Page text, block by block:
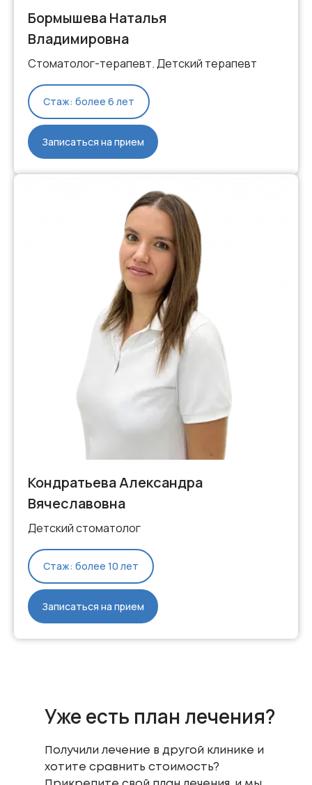
Бормышева Наталья
Владимировна
Стоматолог-терапевт. Детский терапевт
Стаж: более 6 лет
Записаться на прием
Кондратьева Александра
Вячеславовна
Детский стоматолог
Стаж: более 10 лет
Записаться на прием
Уже есть план лечения?
Получили лечение в другой клинике и
хотите сравнить стоимость?